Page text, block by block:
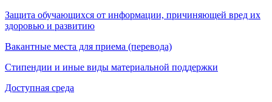
Защита обучающихся от информации, причиняющей вред их
здоровью и развитию
Вакантные места для приема (перевода)
Стипендии и иные виды материальной поддержки
Доступная среда